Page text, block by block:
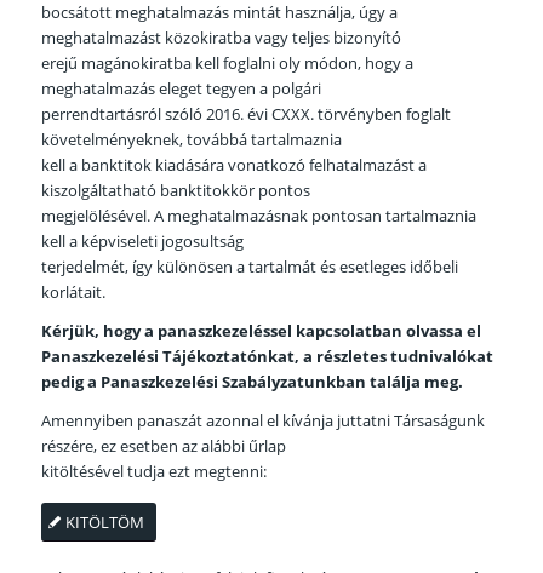
bocsátott meghatalmazás mintát használja, úgy a
meghatalmazást közokiratba vagy teljes bizonyító
erejű magánokiratba kell foglalni oly módon, hogy a
meghatalmazás eleget tegyen a polgári
perrendtartásról szóló 2016. évi CXXX. törvényben foglalt
követelményeknek, továbbá tartalmaznia
kell a banktitok kiadására vonatkozó felhatalmazást a
kiszolgáltatható banktitokkör pontos
megjelölésével. A meghatalmazásnak pontosan tartalmaznia
kell a képviseleti jogosultság
terjedelmét, így különösen a tartalmát és esetleges időbeli
korlátait.
Kérjük, hogy a panaszkezeléssel kapcsolatban olvassa el
Panaszkezelési Tájékoztatónkat, a részletes tudnivalókat
pedig a Panaszkezelési Szabályzatunkban találja meg.
Amennyiben panaszát azonnal el kívánja juttatni Társaságunk
részére, ez esetben az alábbi űrlap
kitöltésével tudja ezt megtenni:
KITÖLTÖM